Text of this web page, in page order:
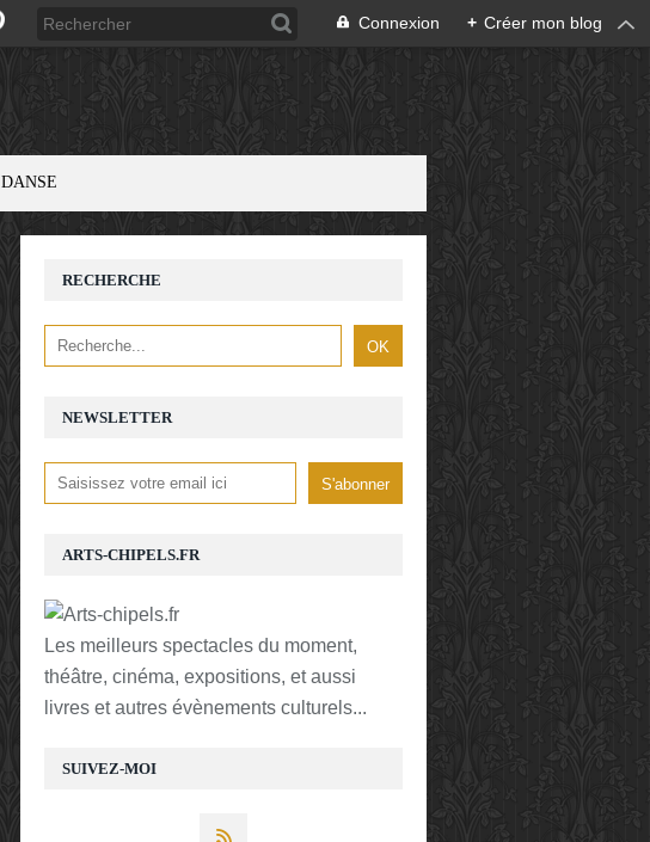
Connexion + Créer mon blog
DANSE
NEWSLETTER
SUIVEZ-MOI
RECHERCHE
ARTS-CHIPELS.FR
Les meilleurs spectacles du moment,
théâtre, cinéma, expositions, et aussi
livres et autres évènements culturels...